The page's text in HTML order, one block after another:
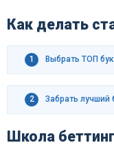
Как делать
1 Выбрать ТОП
2 Забрать лучший
Школа